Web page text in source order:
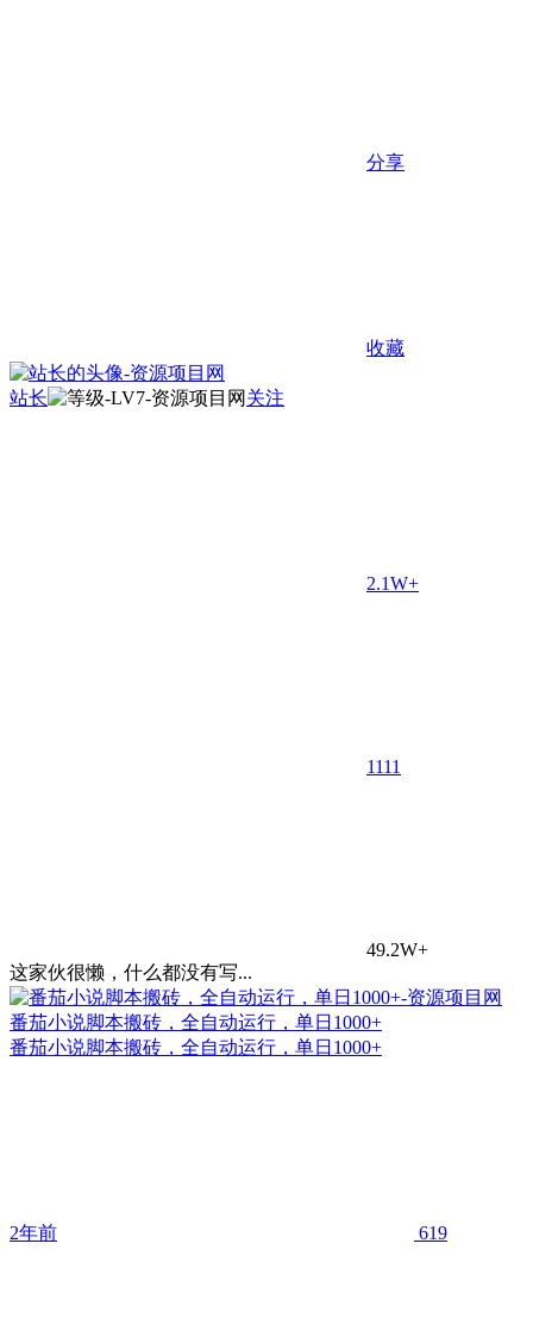
分享
收藏
站长 关注
2.1W+
1111
49.2W+
这家伙很懒，什么都没有写...
番茄小说脚本搬砖，全自动运行，单日1000+
番茄小说脚本搬砖，全自动运行，单日1000+
2年前 619